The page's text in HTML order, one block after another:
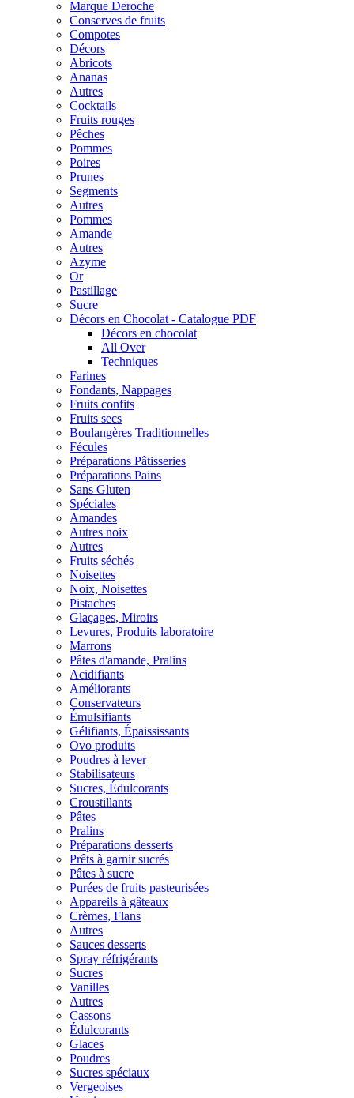
Marque Deroche
Conserves de fruits
Compotes
Décors
Abricots
Ananas
Autres
Cocktails
Fruits rouges
Pêches
Pommes
Poires
Prunes
Segments
Autres
Pommes
Amande
Autres
Azyme
Or
Pastillage
Sucre
Décors en Chocolat - Catalogue PDF
Décors en chocolat
All Over
Techniques
Farines
Fondants, Nappages
Fruits confits
Fruits secs
Boulangères Traditionnelles
Fécules
Préparations Pâtisseries
Préparations Pains
Sans Gluten
Spéciales
Amandes
Autres noix
Autres
Fruits séchés
Noisettes
Noix, Noisettes
Pistaches
Glaçages, Miroirs
Levures, Produits laboratoire
Marrons
Pâtes d'amande, Pralins
Acidifiants
Améliorants
Conservateurs
Émulsifiants
Gélifiants, Épaississants
Ovo produits
Poudres à lever
Stabilisateurs
Sucres, Édulcorants
Croustillants
Pâtes
Pralins
Préparations desserts
Prêts à garnir sucrés
Pâtes à sucre
Purées de fruits pasteurisées
Appareils à gâteaux
Crèmes, Flans
Autres
Sauces desserts
Spray réfrigérants
Sucres
Vanilles
Autres
Cassons
Édulcorants
Glaces
Poudres
Sucres spéciaux
Vergeoises